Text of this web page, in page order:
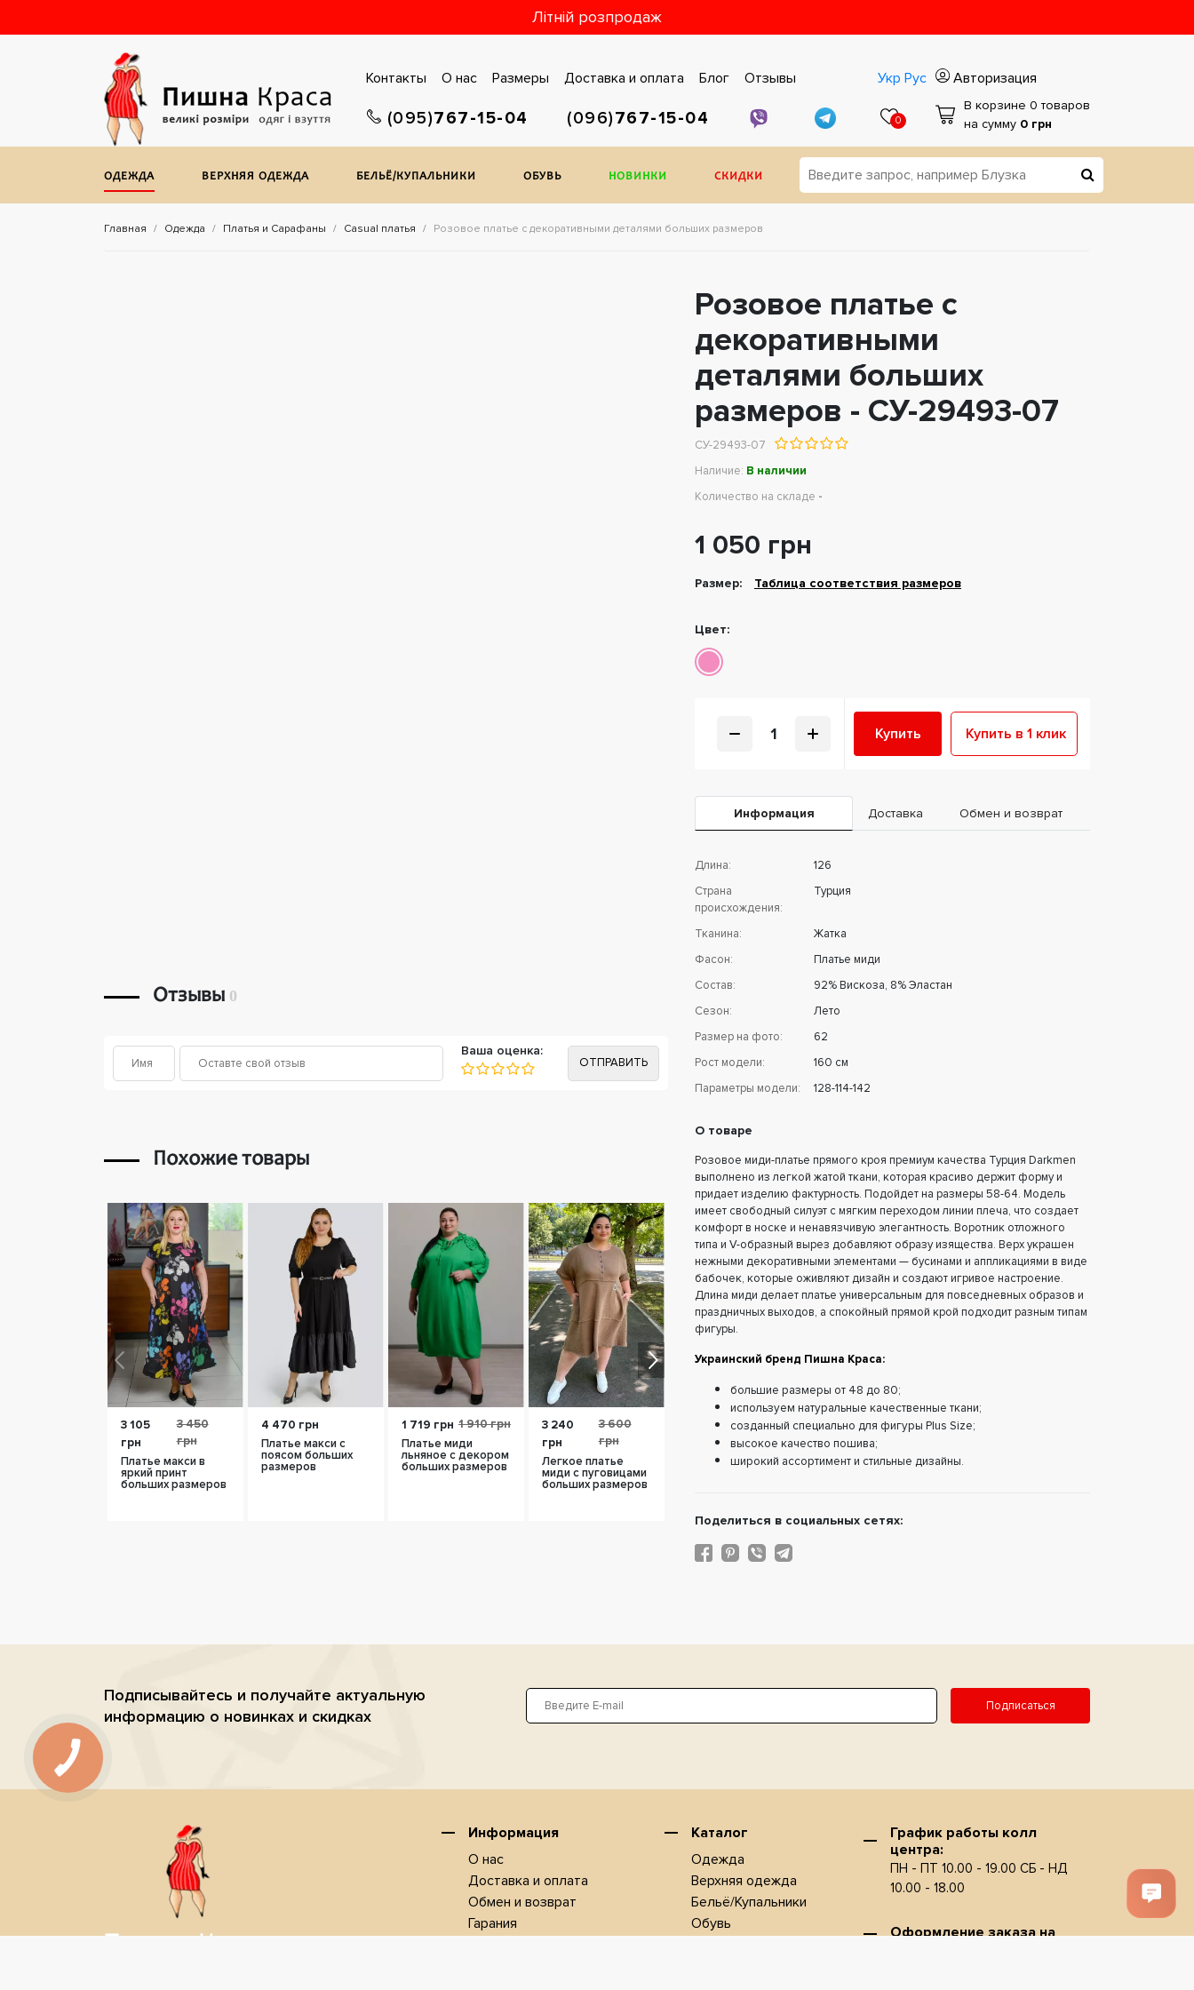
Літній розпродаж
Контакты О нас Размеры Доставка и оплата Блог Отзывы
(095)767-15-04 (096)767-15-04
Укр Рус
0
Авторизация
В корзине 0 товаров
на сумму 0 грн
ОДЕЖДА ВЕРХНЯЯ ОДЕЖДА БЕЛЬЁ/КУПАЛЬНИКИ ОБУВЬ НОВИНКИ СКИДКИ
Главная Одежда Платья и Сарафаны Casual платья Розовое платье с декоративными деталями больших размеров
Отзывы 0
Ваша оценка:
Похожие товары
3 105
грн
3 450
грн
Платье макси в
яркий принт
больших размеров
4 470 грн
Платье макси с
поясом больших
размеров
1 719 грн 1 910 грн
Платье миди
льняное с декором
больших размеров
3 240
грн
3 600
грн
Легкое платье
миди с пуговицами
больших размеров
3 250
грн
Яркое платье
1 300 грн
Трикотажное
декором на спинке
852 грн
Розовое платье с
декоративными
деталями больших
размеров - СУ-29493-07
СУ-29493-07
Наличие: В наличии
Количество на складе -
1 050 грн
Размер: Таблица соответствия размеров
Цвет:
1 Купить Купить в 1 клик
Информация Доставка Обмен и возврат
Длина:
126
Страна
происхождения:
Турция
Тканина:
Жатка
Фасон:
Платье миди
Состав:
92% Вискоза, 8% Эластан
Сезон:
Лето
Размер на фото:
62
Рост модели:
160 см
Параметры модели:
128-114-142
О товаре
Розовое миди-платье прямого кроя премиум качества Турция Darkmen
выполнено из легкой жатой ткани, которая красиво держит форму и
придает изделию фактурность. Подойдет на размеры 58-64. Модель
имеет свободный силуэт с мягким переходом линии плеча, что создает
комфорт в носке и ненавязчивую элегантность. Воротник отложного
типа и V-образный вырез добавляют образу изящества. Верх украшен
нежными декоративными элементами — бусинами и аппликациями в виде
бабочек, которые оживляют дизайн и создают игривое настроение.
Длина миди делает платье универсальным для повседневных образов и
праздничных выходов, а спокойный прямой крой подходит разным типам
фигуры.
Украинский бренд Пишна Краса:
большие размеры от 48 до 80;
используем натуральные качественные ткани;
созданный специально для фигуры Plus Size;
высокое качество пошива;
широкий ассортимент и стильные дизайны.
Поделиться в социальных сетях:
Подписывайтесь и получайте актуальную
информацию о новинках и скидках
Подписаться
Информация
О нас
Доставка и оплата
Обмен и возврат
Гарания
Каталог
Одежда
Верхняя одежда
Бельё/Купальники
Обувь
График работы колл
центра:
ПН - ПТ 10.00 - 19.00 СБ - НД
10.00 - 18.00
Оформление заказа на